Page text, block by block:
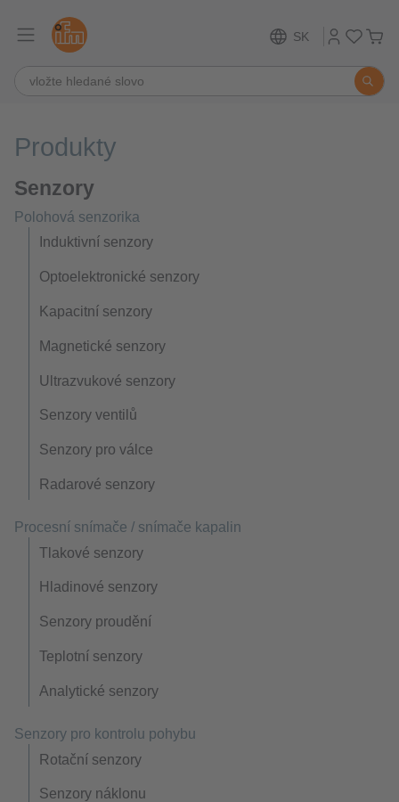
SK
Produkty
Senzory
Polohová senzorika
Induktivní senzory
Optoelektronické senzory
Kapacitní senzory
Magnetické senzory
Ultrazvukové senzory
Senzory ventilů
Senzory pro válce
Radarové senzory
Procesní snímače / snímače kapalin
Tlakové senzory
Hladinové senzory
Senzory proudění
Teplotní senzory
Analytické senzory
Senzory pro kontrolu pohybu
Rotační senzory
Senzory náklonu